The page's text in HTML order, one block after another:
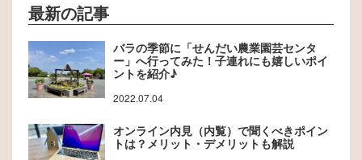
最新の記事
バラの季節に「せんだい農業園芸センタ
ー」へ行ってみた！子連れにも嬉しいポイ
ントを紹介♪
2022.07.04
オンライン内見（内覧）で聞くべきポイン
トは？メリット・デメリットも解説